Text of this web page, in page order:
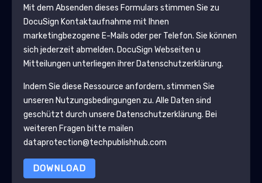
Mit dem Absenden dieses Formulars stimmen Sie zu
DocuSign Kontaktaufnahme mit Ihnen
marketingbezogene E-Mails oder per Telefon. Sie können
sich jederzeit abmelden. DocuSign Webseiten u
Mitteilungen unterliegen ihrer Datenschutzerklärung.
Indem Sie diese Ressource anfordern, stimmen Sie
unseren Nutzungsbedingungen zu. Alle Daten sind
geschützt durch unsere Datenschutzerklärung. Bei
weiteren Fragen bitte mailen
dataprotection@techpublishhub.com
DOWNLOAD